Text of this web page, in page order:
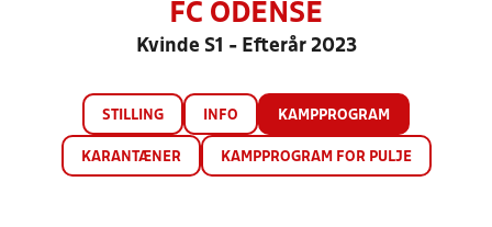
FC ODENSE
Kvinde S1 - Efterår 2023
STILLING INFO KAMPPROGRAM
KARANTÆNER KAMPPROGRAM FOR PULJE